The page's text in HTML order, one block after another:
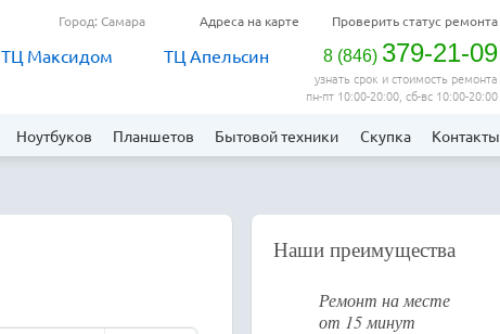
Город: Самара Адреса на карте Проверить статус ремонта
ТЦ Максидом
ТЦ Апельсин
8 (846) 379-21-09
узнать срок и стоимость ремонта
пн-пт 10:00-20:00, сб-вс 10:00-20:00
Ноутбуков Планшетов Бытовой техники Скупка Контакты
Наши преимущества
Ремонт на месте
от 15 минут